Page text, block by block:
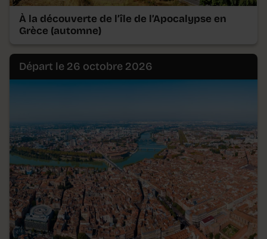
À la découverte de l’île de l’Apocalypse en
Grèce (automne)
Départ le 26 octobre 2026